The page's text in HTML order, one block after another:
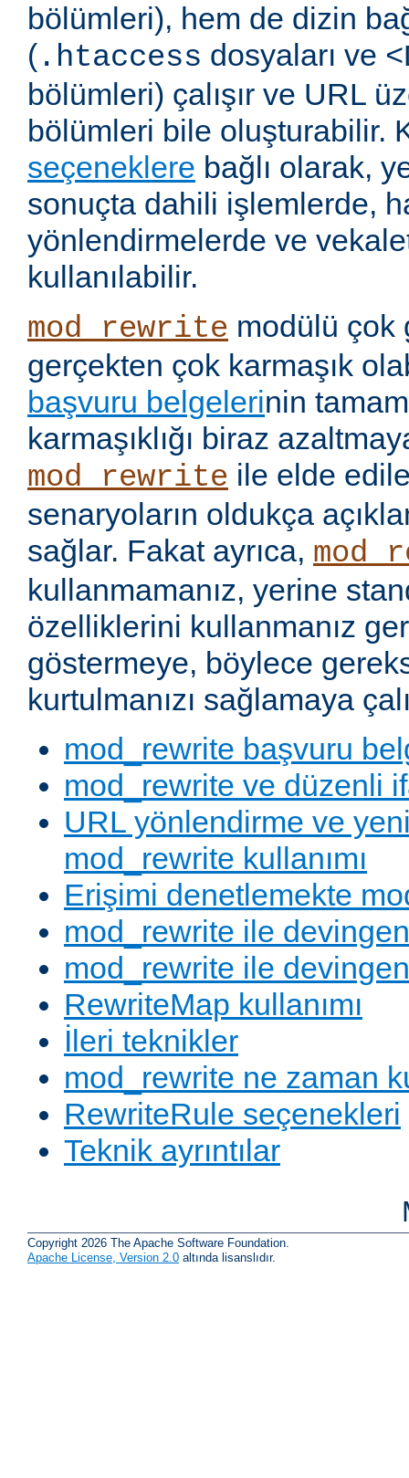
bölümleri), hem de dizin
( .htaccess dosyaları ve
bölümleri) çalışır ve URL
bölümleri bile oluşturabilir.
seçeneklere bağlı olarak,
sonuçta dahili işlemlerde,
yönlendirmelerde ve
kullanılabilir.
mod_rewrite modülü çok
gerçekten çok karmaşık
başvuru belgelerinin
karmaşıklığı biraz
mod_rewrite ile elde
senaryoların oldukça
sağlar. Fakat ayrıca,
kullanmamanız, yerine
özelliklerini kullanmanız
göstermeye, böylece
kurtulmanızı sağlamaya
mod_rewrite başvuru
mod_rewrite ve düzenli
URL yönlendirme ve
mod_rewrite kullanımı
Erişimi denetlemekte
mod_rewrite ile
mod_rewrite ile
RewriteMap kullanımı
İleri teknikler
mod_rewrite ne zaman
RewriteRule seçenekleri
Teknik ayrıntılar
Copyright 2026 The Apache Software Foundation.
Apache License, Version 2.0 altında lisanslıdır.